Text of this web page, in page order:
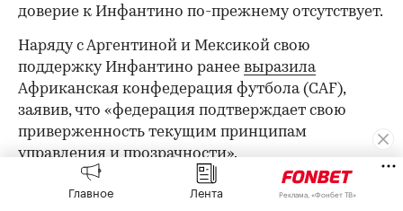
доверие к Инфантино по-прежнему отсутствует.
Наряду с Аргентиной и Мексикой свою
поддержку Инфантино ранее выразила
Африканская конфедерация футбола (CAF),
заявив, что «федерация подтверждает свою
приверженность текущим принципам
управления и прозрачности».
Оставайтесь на связи с РБК в«Максе»
Главное Лента Реклама, «Фонбет ТВ»